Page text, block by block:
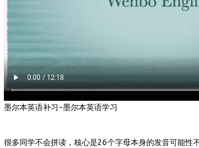
墨尔本英语补习-墨尔本英语学习
很多同学不会拼读，核心是26个字母本身的发音可能性